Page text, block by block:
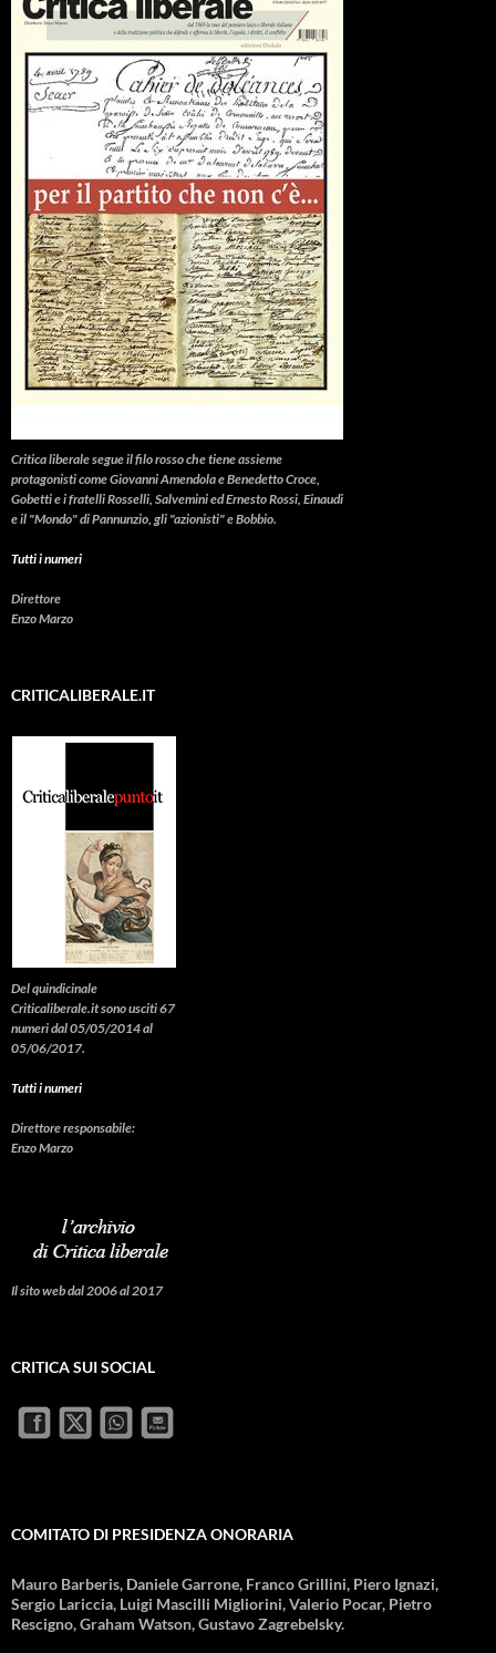
Critica liberalesegue il filo rosso che tiene assieme
protagonisti come Giovanni Amendola e Benedetto Croce,
Gobetti e i fratelli Rosselli, Salvemini ed Ernesto Rossi, Einaudi
e il "Mondo" di Pannunzio, gli "azionisti" e Bobbio.
Tutti i numeri
Direttore
Enzo Marzo
CRITICALIBERALE.IT
Del quindicinale
Criticaliberale.it sono usciti 67
numeri dal 05/05/2014 al
05/06/2017.
Tutti i numeri
Direttore responsabile:
Enzo Marzo
Il sito web dal 2006 al 2017
CRITICA SUI SOCIAL
COMITATO DI PRESIDENZA ONORARIA
Mauro Barberis, Daniele Garrone, Franco Grillini, Piero Ignazi,
Sergio Lariccia, Luigi Mascilli Migliorini, Valerio Pocar, Pietro
Rescigno, Graham Watson, Gustavo Zagrebelsky.